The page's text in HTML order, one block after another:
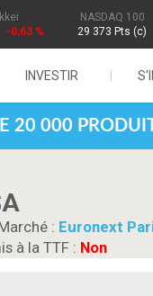
-0,63 %
NASDAQ 100
29 373 Pts (c)
INVESTIR
20 000
: Euronext
à la TTF : Non